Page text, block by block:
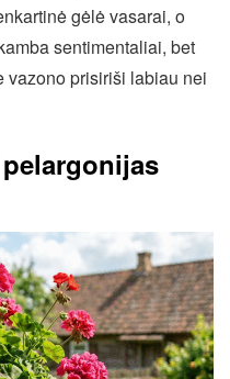
gėlė vasarai, o
sentimentaliai, bet
vazono prisiriši labiau nei